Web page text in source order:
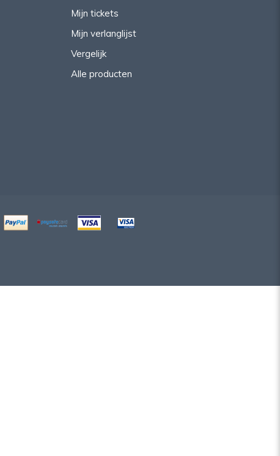
Mijn tickets
Mijn verlanglijst
Vergelijk
Alle producten